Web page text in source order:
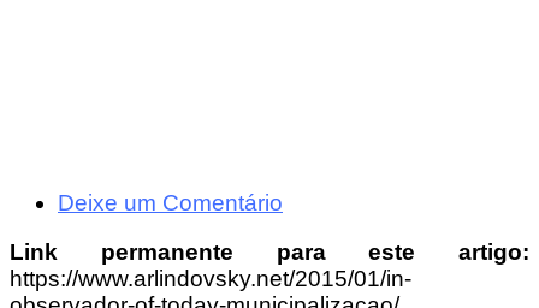
Deixe um Comentário
Link permanente para este artigo:
https://www.arlindovsky.net/2015/01/in-